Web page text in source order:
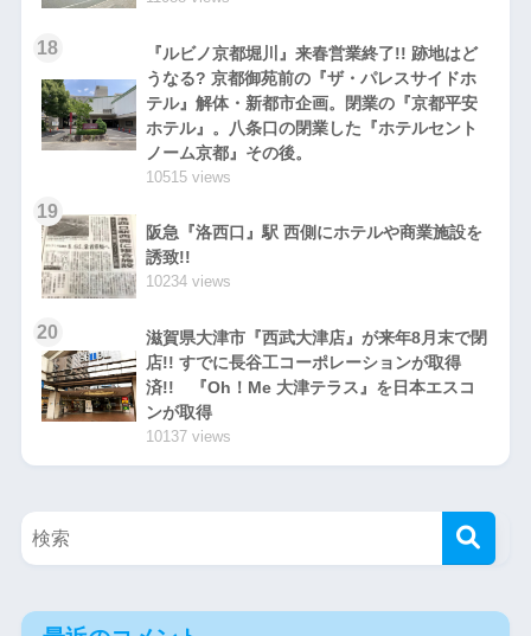
18
『ルビノ京都堀川』来春営業終了!! 跡地はど
うなる? 京都御苑前の『ザ・パレスサイドホ
テル』解体・新都市企画。閉業の『京都平安
ホテル』。八条口の閉業した『ホテルセント
ノーム京都』その後。
10515 views
19
阪急『洛西口』駅 西側にホテルや商業施設を
誘致!!
10234 views
20
滋賀県大津市『西武大津店』が来年8月末で閉
店!! すでに長谷工コーポレーションが取得
済!! 『Oh！Me 大津テラス』を日本エスコ
ンが取得
10137 views